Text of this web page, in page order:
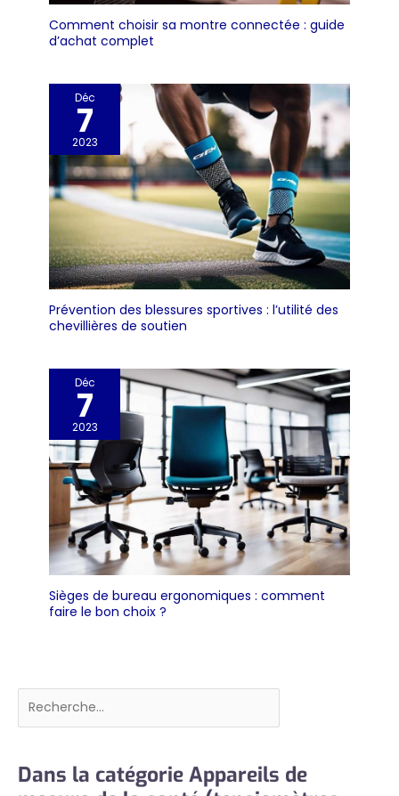
Comment choisir sa montre connectée : guide
d’achat complet
Déc
7
2023
Prévention des blessures sportives : l’utilité des
chevillières de soutien
Déc
7
2023
Sièges de bureau ergonomiques : comment
faire le bon choix ?
Rechercher
Dans la catégorie Appareils de